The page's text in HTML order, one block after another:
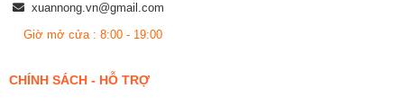
xuannong.vn@gmail.com
Giờ mở cửa : 8:00 - 19:00
CHÍNH SÁCH - HỖ TRỢ